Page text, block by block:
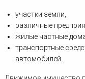
участки земли,
различные
жилые частные
транспортные
автомобилей.